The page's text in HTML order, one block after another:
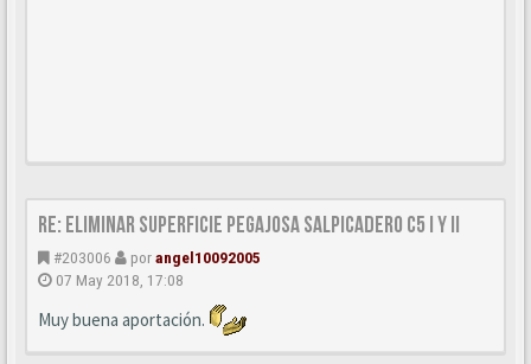
Re: Eliminar superficie pegajosa salpicadero C5 I y II
#203006 porangel10092005
07 May 2018, 17:08
Muy buena aportación.